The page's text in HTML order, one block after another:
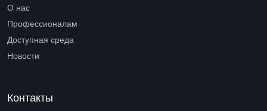
О нас
Профессионалам
Доступная среда
Новости
Контакты